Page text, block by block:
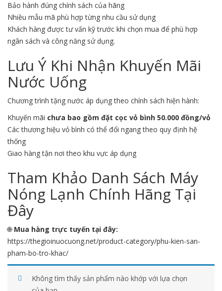
Bảo hành đúng chính sách của hãng
Nhiều mẫu mã phù hợp từng nhu cầu sử dụng
Khách hàng được tư vấn kỹ trước khi chọn mua để phù hợp
ngân sách và công năng sử dụng.
Lưu Ý Khi Nhận Khuyến Mãi
Nước Uống
Chương trình tặng nước áp dụng theo chính sách hiện hành:
Khuyến mãi chưa bao gồm đặt cọc vỏ bình 50.000 đồng/vỏ
Các thương hiệu vỏ bình có thể đổi ngang theo quy định hệ
thống
Giao hàng tận nơi theo khu vực áp dụng
Tham Khảo Danh Sách Máy
Nóng Lạnh Chính Hãng Tại
Đây
🌐 Mua hàng trực tuyến tại đây:
https://thegioinuocuong.net/product-category/phu-kien-san-
pham-bo-tro-khac/
Không tìm thấy sản phẩm nào khớp với lựa chọn